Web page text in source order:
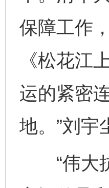
保障工作
《松花江
运的紧密
地。”刘宇
“伟大抗